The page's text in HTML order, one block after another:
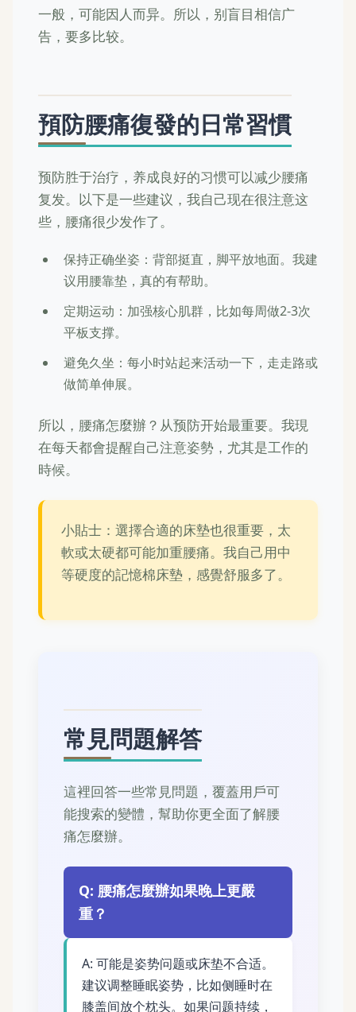
一般，可能因人而异。所以，别盲目相信广
告，要多比较。
預防腰痛復發的日常習慣
预防胜于治疗，养成良好的习惯可以减少腰痛
复发。以下是一些建议，我自己现在很注意这
些，腰痛很少发作了。
保持正确坐姿：背部挺直，脚平放地面。我建
议用腰靠垫，真的有帮助。
定期运动：加强核心肌群，比如每周做2-3次
平板支撑。
避免久坐：每小时站起来活动一下，走走路或
做简单伸展。
所以，腰痛怎麼辦？从预防开始最重要。我現
在每天都會提醒自己注意姿勢，尤其是工作的
時候。
小貼士：選擇合適的床墊也很重要，太
軟或太硬都可能加重腰痛。我自己用中
等硬度的記憶棉床墊，感覺舒服多了。
常見問題解答
這裡回答一些常見問題，覆蓋用戶可
能搜索的變體，幫助你更全面了解腰
痛怎麼辦。
Q: 腰痛怎麼辦如果晚上更嚴
重？
A: 可能是姿势问题或床垫不合适。
建议调整睡眠姿势，比如侧睡时在
膝盖间放个枕头。如果问题持续，